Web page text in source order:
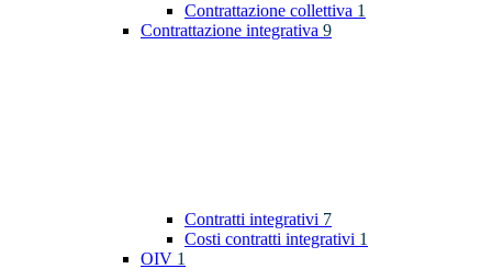
Contrattazione collettiva 1
Contrattazione integrativa 9
Contratti integrativi 7
Costi contratti integrativi 1
OIV 1